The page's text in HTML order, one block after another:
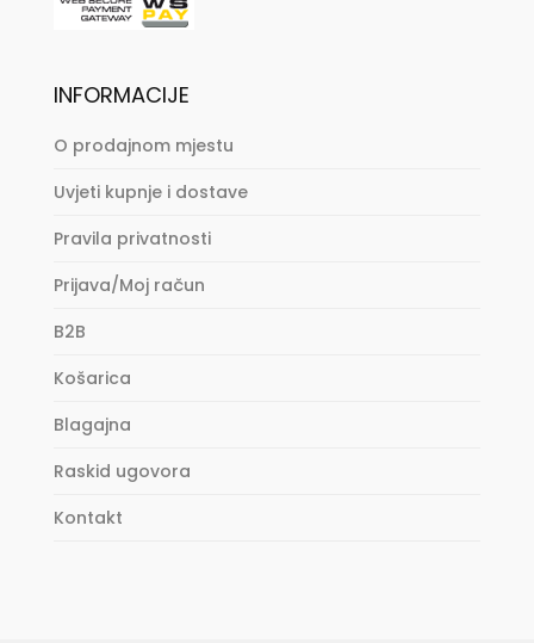
INFORMACIJE
O prodajnom mjestu
Uvjeti kupnje i dostave
Pravila privatnosti
Prijava/Moj račun
B2B
Košarica
Blagajna
Raskid ugovora
Kontakt